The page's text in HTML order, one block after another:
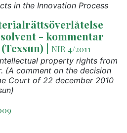
in the Innovation Process
- kommentar
(Texsun) | NIR 4/2011
property rights from
(A comment on the decision
Court of 22 december 2010